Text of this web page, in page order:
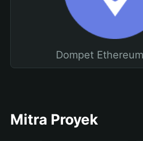
Dompet
Mitra Proyek